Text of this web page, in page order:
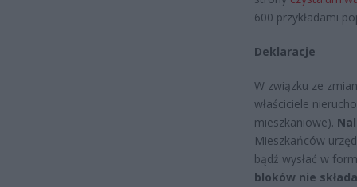
600 przykładami
Deklaracje
W związku ze
właściciele
mieszkaniowe).
Mieszkańców
bądź wysłać w
bloków nie